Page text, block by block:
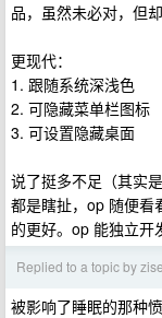
品，虽然未必对，但
更现代：
1. 跟随系统深浅色
2. 可隐藏菜单栏图标
3. 可设置隐藏桌面
说了挺多不足（其实
都是瞎扯，op 随便看
的更好。op 能独立开
Replied to a topic by
被影响了睡眠的那种